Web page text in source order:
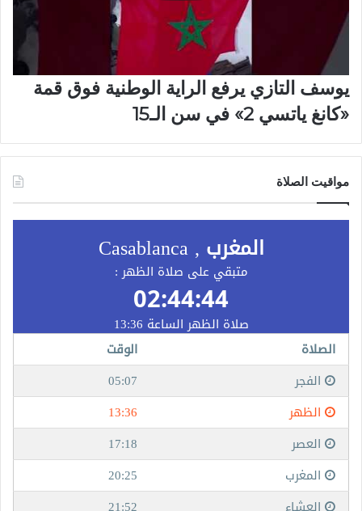
يوسف التازي يرفع الراية الوطنية فوق قمة
«كانغ ياتسي 2» في سن الـ15
مواقيت الصلاة